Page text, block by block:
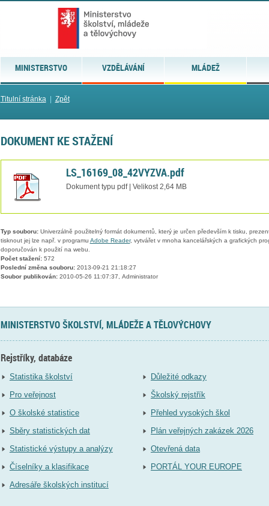
MINISTERSTVO VZDĚLÁVÁNÍ MLÁDEŽ
Titulní stránka| Zpět
DOKUMENT KE STAŽENÍ
LS_16169_08_42VYZVA.pdf
Dokument typu pdf | Velikost 2,64 MB
Typ souboru:Univerzálně použitelný formát dokumentů, který je určen především k tisku,
tisknout jej lze např. v programu Adobe Reader, vytvářet v mnoha kancelářských a grafických
doporučován k použití na webu.
Počet stažení:572
Poslední změna souboru:2013-09-21 21:18:27
Soubor publikován:2010-05-26 11:07:37, Administrator
MINISTERSTVO ŠKOLSTVÍ, MLÁDEŽE A TĚLOVÝCHOVY
Rejstříky, databáze
Statistika školství
Pro veřejnost
O školské statistice
Sběry statistických dat
Statistické výstupy a analýzy
Číselníky a klasifikace
Adresáře školských institucí
Důležité odkazy
Školský rejstřík
Přehled vysokých škol
Plán veřejných zakázek 2026
Otevřená data
PORTÁL YOUR EUROPE